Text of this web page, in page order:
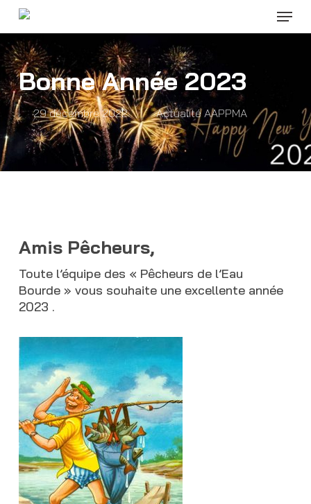
main
content
Menu
Bonne Année 2023
29 décembre 2022 Actualité AAPPMA
Amis Pêcheurs,
Toute l’équipe des « Pêcheurs de l’Eau
Bourde » vous souhaite une excellente année
2023 .